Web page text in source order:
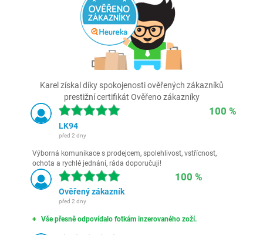
Karel získal díky spokojenosti ověřených zákazníků
prestižní certifikát Ověřeno zákazníky
100 %
LK94
před 2 dny
Výborná komunikace s prodejcem, spolehlivost, vstřícnost,
ochota a rychlé jednání, ráda doporučuji!
100 %
Ověřený zákazník
před 2 dny
Vše přesně odpovídalo fotkám inzerovaného zoží.